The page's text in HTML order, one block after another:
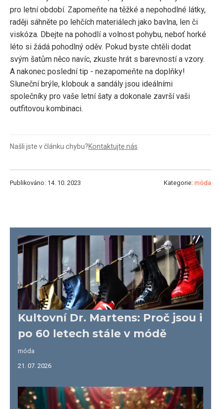
pro letní období. Zapomeňte na těžké a nepohodlné látky,
raději sáhněte po lehčích materiálech jako bavlna, len či
viskóza. Dbejte na pohodlí a volnost pohybu, neboť horké
léto si žádá pohodlný oděv. Pokud byste chtěli dodat
svým šatům něco navíc, zkuste hrát s barevností a vzory.
A nakonec poslední tip - nezapomeňte na doplňky!
Sluneční brýle, klobouk a sandály jsou ideálními
společníky pro vaše letní šaty a dokonale završí vaši
outfitovou kombinaci.
Našli jste v článku chybu?Kontaktujte nás
Publikováno: 14. 10. 2023 Kategorie: móda
Kultovní Dr. Martens: Proč jsou i
po 60 letech stále v módě
móda
21. 07. 2026